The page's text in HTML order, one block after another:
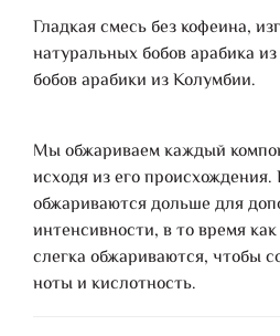
Гладкая смесь без кофеина,
натуральных бобов арабика
бобов арабики из Колумбии.
Мы обжариваем каждый
исходя из его
обжариваются дольше для
интенсивности, в то время
слегка обжариваются, чтобы
ноты и кислотность.